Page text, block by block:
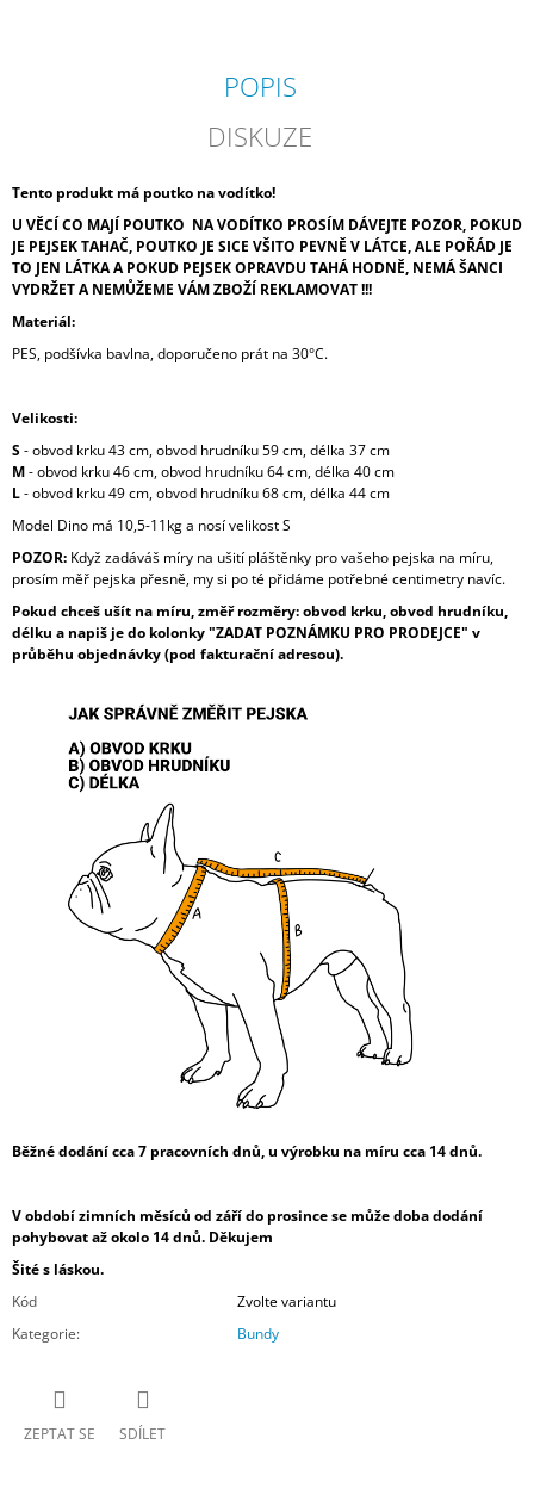
POPIS
DISKUZE
Tento produkt má poutko na vodítko!
U VĚCÍ CO MAJÍ POUTKO NA VODÍTKO PROSÍM DÁVEJTE POZOR, POKUD
JE PEJSEK TAHAČ, POUTKO JE SICE VŠITO PEVNĚ V LÁTCE, ALE POŘÁD JE
TO JEN LÁTKA A POKUD PEJSEK OPRAVDU TAHÁ HODNĚ, NEMÁ ŠANCI
VYDRŽET A NEMŮŽEME VÁM ZBOŽÍ REKLAMOVAT !!!
Materiál:
PES, podšívka bavlna, doporučeno prát na 30°C.
Velikosti:
S- obvod krku 43 cm, obvod hrudníku 59 cm, délka 37 cm
M- obvod krku 46 cm, obvod hrudníku 64 cm, délka 40 cm
L- obvod krku 49 cm, obvod hrudníku 68 cm, délka 44 cm
Model Dino má 10,5-11kg a nosí velikost S
POZOR: Když zadáváš míry na ušití pláštěnky pro vašeho pejska na míru,
prosím měř pejska přesně, my si po té přidáme potřebné centimetry navíc.
Pokud chceš ušít na míru, změř rozměry: obvod krku, obvod hrudníku,
délku a napiš je do kolonky "ZADAT POZNÁMKU PRO PRODEJCE" v
průběhu objednávky (pod fakturační adresou).
Běžné dodání cca 7 pracovních dnů, u výrobku na míru cca 14 dnů.
V období zimních měsíců od září do prosince se může doba dodání
pohybovat až okolo 14 dnů. Děkujem
Šité s láskou.
Kód
Zvolte variantu
Kategorie: Bundy
ZEPTAT SE SDÍLET